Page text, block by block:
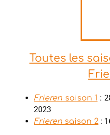
Toutes les
Frieren saison 1 :
2023
Frieren saison 2 :